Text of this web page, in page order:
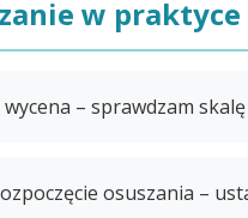
w praktyce
wycena – sprawdzam
osuszania –